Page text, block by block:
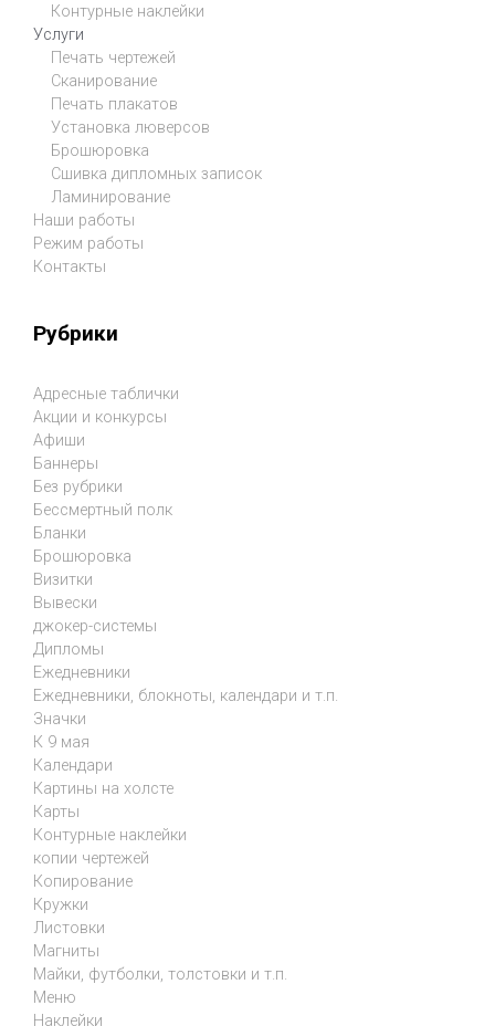
Контурные наклейки
Услуги
Печать чертежей
Сканирование
Печать плакатов
Установка люверсов
Брошюровка
Сшивка дипломных записок
Ламинирование
Наши работы
Режим работы
Контакты
Рубрики
Адресные таблички
Акции и конкурсы
Афиши
Баннеры
Без рубрики
Бессмертный полк
Бланки
Брошюровка
Визитки
Вывески
джокер-системы
Дипломы
Ежедневники
Ежедневники, блокноты, календари и т.п.
Значки
К 9 мая
Календари
Картины на холсте
Карты
Контурные наклейки
копии чертежей
Копирование
Кружки
Листовки
Магниты
Майки, футболки, толстовки и т.п.
Меню
Наклейки